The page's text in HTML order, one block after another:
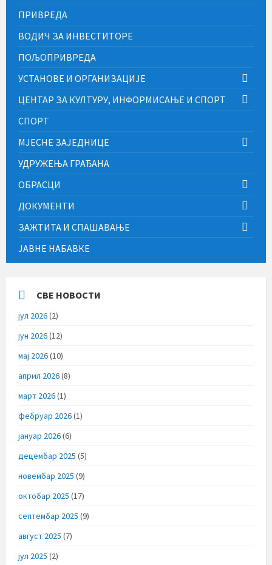
ПРИВРЕДА
ВОДИЧ ЗА ИНВЕСТИТОРЕ
ПОЉОПРИВРЕДА
УСТАНОВЕ И ОРГАНИЗАЦИЈЕ
ЦЕНТАР ЗА КУЛТУРУ, ИНФОРМИСАЊЕ И СПОРТ
СПОРТ
МЈЕСНЕ ЗАЈЕДНИЦЕ
УДРУЖЕЊА ГРАЂАНА
ОБРАСЦИ
ДОКУМЕНТИ
ЗАЖТИТА И СПАШАВАЊЕ
ЈАВНЕ НАБАВКЕ
СВЕ НОВОСТИ
јул 2026(2)
јун 2026(12)
мај 2026(10)
април 2026(8)
март 2026(1)
фебруар 2026(1)
јануар 2026(6)
децембар 2025 (5)
новембар 2025 (9)
октобар 2025 (17)
септембар 2025 (9)
август 2025 (7)
јул 2025 (2)